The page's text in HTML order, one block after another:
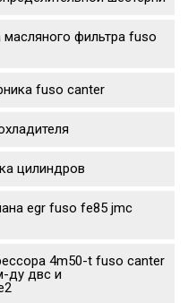
фильтра fuso
fuso canter
цилиндров
egr fuso fe85 jmc
4m50-t fuso canter
ду двс и